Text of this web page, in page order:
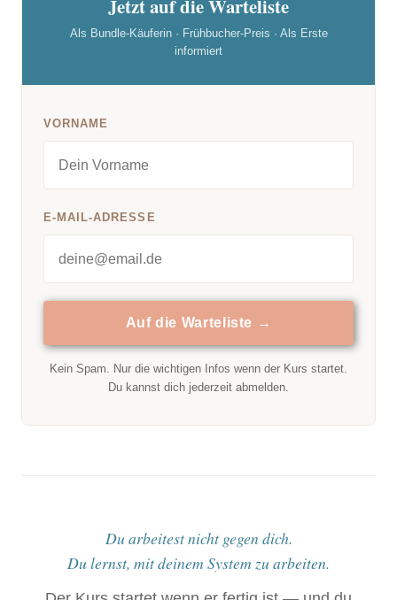
Jetzt auf die Warteliste
Als Bundle-Käuferin · Frühbucher-Preis · Als Erste
informiert
VORNAME
E-MAIL-ADRESSE
Auf die Warteliste →
Kein Spam. Nur die wichtigen Infos wenn der Kurs startet.
Du kannst dich jederzeit abmelden.
Du arbeitest nicht gegen dich.
Du lernst, mit deinem System zu arbeiten.